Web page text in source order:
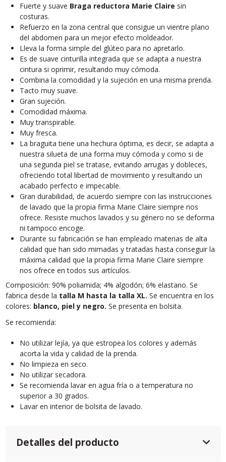
Fuerte y suave Braga reductora Marie Claire sin
costuras.
Refuerzo en la zona central que consigue un vientre plano
del abdomen para un mejor efecto moldeador.
Lleva la forma simple del glúteo para no apretarlo.
Es de suave cinturilla integrada que se adapta a nuestra
cintura si oprimir, resultando muy cómoda.
Combina la comodidad y la sujeción en una misma prenda.
Tacto muy suave.
Gran sujeción.
Comodidad máxima.
Muy transpirable.
Muy fresca.
La braguita tiene una hechura óptima, es decir, se adapta a
nuestra silueta de una forma muy cómoda y como si de
una segunda piel se tratase, evitando arrugas y dobleces,
ofreciendo total libertad de movimiento y resultando un
acabado perfecto e impecable.
Gran durabilidad, de acuerdo siempre con las instrucciones
de lavado que la propia firma Marie Claire siempre nos
ofrece. Resiste muchos lavados y su género no se deforma
ni tampoco encoge.
Durante su fabricación se han empleado materias de alta
calidad que han sido mimadas y tratadas hasta conseguir la
máxima calidad que la propia firma Marie Claire siempre
nos ofrece en todos sus artículos.
Composición: 90% poliamida; 4% algodón; 6% elastano. Se
fabrica desde la talla M hasta la talla XL. Se encuentra en los
colores: blanco, piel y negro. Se presenta en bolsita.
Se recomienda:
No utilizar lejía, ya que estropea los colores y además
acorta la vida y calidad de la prenda.
No limpieza en seco.
No utilizar secadora.
Se recomienda lavar en agua fría o a temperatura no
superior a 30 grados.
Lavar en interior de bolsita de lavado.
Detalles del producto